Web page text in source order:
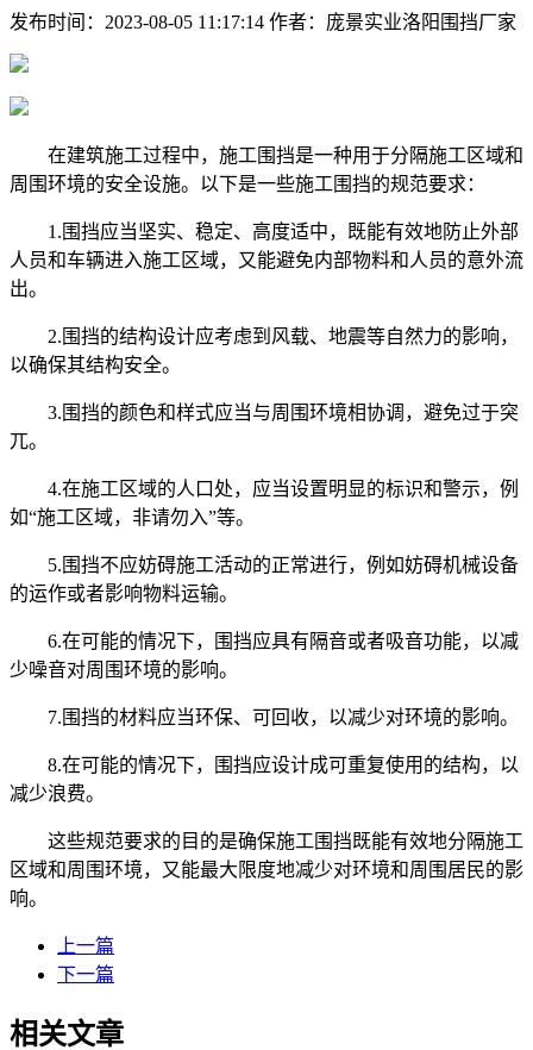
发布时间：2023-08-05 11:17:14 作者：庞景实业洛阳围挡厂家
在建筑施工过程中，施工围挡是一种用于分隔施工区域和
周围环境的安全设施。以下是一些施工围挡的规范要求：
1.围挡应当坚实、稳定、高度适中，既能有效地防止外部
人员和车辆进入施工区域，又能避免内部物料和人员的意外流
出。
2.围挡的结构设计应考虑到风载、地震等自然力的影响，
以确保其结构安全。
3.围挡的颜色和样式应当与周围环境相协调，避免过于突
兀。
4.在施工区域的人口处，应当设置明显的标识和警示，例
如“施工区域，非请勿入”等。
5.围挡不应妨碍施工活动的正常进行，例如妨碍机械设备
的运作或者影响物料运输。
6.在可能的情况下，围挡应具有隔音或者吸音功能，以减
少噪音对周围环境的影响。
7.围挡的材料应当环保、可回收，以减少对环境的影响。
8.在可能的情况下，围挡应设计成可重复使用的结构，以
减少浪费。
这些规范要求的目的是确保施工围挡既能有效地分隔施工
区域和周围环境，又能最大限度地减少对环境和周围居民的影
响。
上一篇
下一篇
相关文章